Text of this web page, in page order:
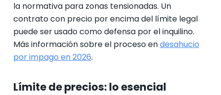
la normativa para zonas tensionadas. Un
contrato con precio por encima del límite legal
puede ser usado como defensa por el inquilino.
Más información sobre el proceso endesahucio
por impago en 2026.
Límite de precios: lo esencial